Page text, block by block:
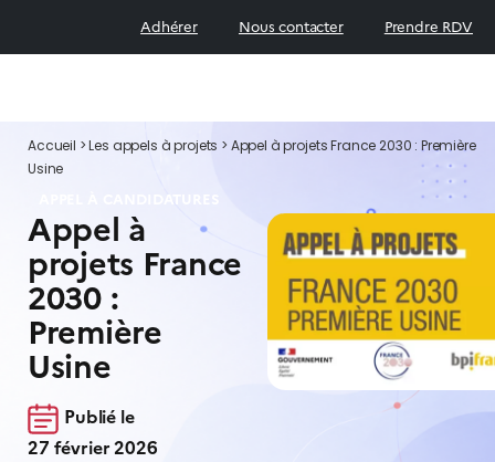
Adhérer Nous contacter Prendre RDV
Accueil >Les appels à projets > Appel à projets France 2030 : Première
Usine
APPEL À CANDIDATURES
Appel à
projets France
2030 :
Première
Usine
Publié le
27 février 2026